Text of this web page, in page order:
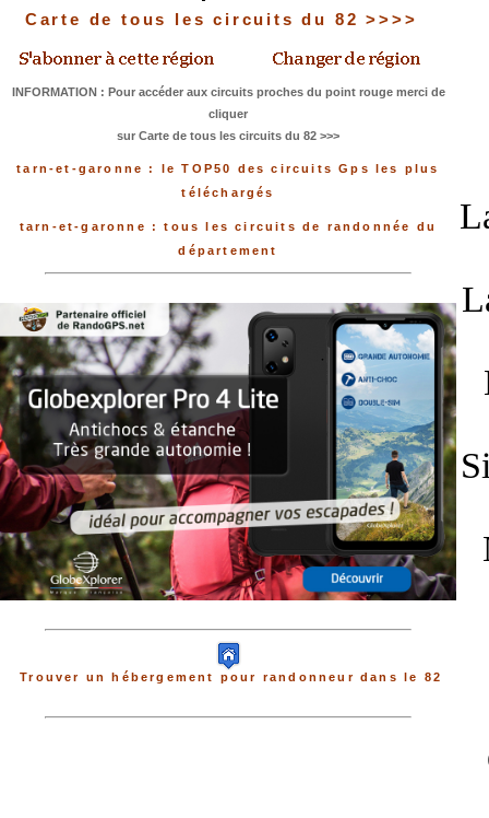
Carte de tous les circuits du 82 >>>>
INFORMATION : Pour accéder aux circuits proches du point rouge merci de
cliquer
sur Carte de tous les circuits du 82 >>>
tarn-et-garonne : le TOP50 des circuits Gps les plus
téléchargés
tarn-et-garonne : tous les circuits de randonnée du
département
Trouver un hébergement pour randonneur dans le 82